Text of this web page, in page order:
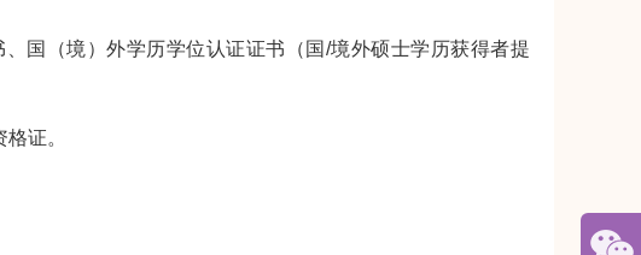
（境）外学历学位认证证书（国/境外硕士学历获得者提
证。